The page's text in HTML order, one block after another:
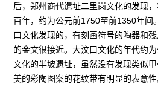
后，郑州商代遗址二里岗文化的发现
百年，约为公元前1750至前1350年间
口文化发现的，有刻画符号的陶器和
的金文很接近。大汶口文化的年代约
文化的半坡遗址，虽然没有发现类似
美的彩陶图案的花纹带有明显的表意性